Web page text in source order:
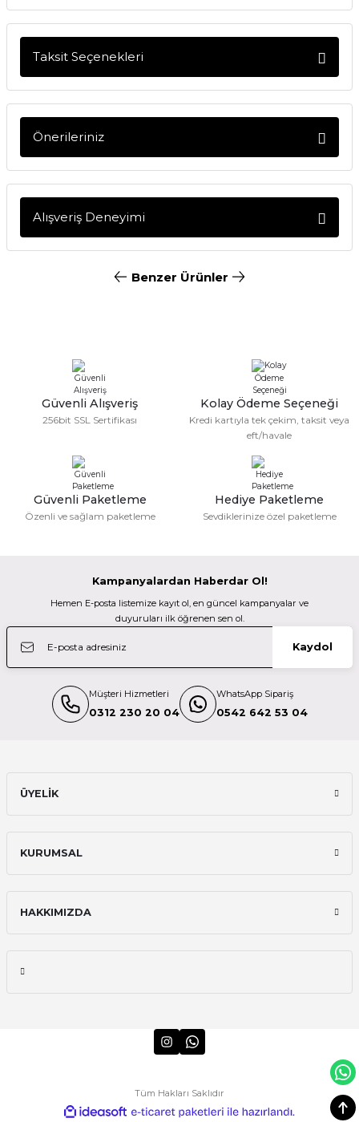
Yorum Yaz
Soru Sor
Taksit Seçenekleri
Önerileriniz
Görüş ve önerileriniz için teşekkür ederiz.
Alışveriş Deneyimi
Nuri Sarı | 14/06/2026
Kolay gelsin hayırlı ramazanlar.
Fatma KILIÇ | 28/02/2026
M... N... | 02/01/2026
Deneyimini Paylaş
Benzer Ürünler
119.900,00 TL
TÜKENDİ
Sony HXR NX800 4K Profesyonel Video Kamera
217.500,00 TL
Red Komodo X Production Pack V-Lock
806.400,00 TL
TÜKENDİ
Sony FDR-AX43A 4K Video Kamera
Güvenli Alışveriş
256bit SSL Sertifikası
Kolay Ödeme Seçeneği
Kredi kartıyla tek çekim, taksit veya
eft/havale
Güvenli Paketleme
Özenli ve sağlam paketleme
Hediye Paketleme
Sevdiklerinize özel paketleme
Kampanyalardan Haberdar Ol!
Hemen E-posta listemize kayıt ol, en güncel kampanyalar ve
duyuruları ilk öğrenen sen ol.
Kaydol
Müşteri Hizmetleri
0312 230 20 04
WhatsApp Sipariş
0542 642 53 04
ÜYELİK
KURUMSAL
HAKKIMIZDA
Tüm Hakları Saklıdır
ideasoft
e-